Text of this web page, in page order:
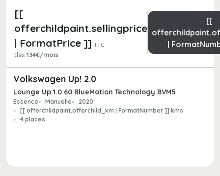
[[
offerchildpaint.sellingpricepart_ttc
| FormatPrice ]] TTC
dès 134€/mois
[[
|
Volkswagen Up! 2.0
Lounge Up 1.0 60 BlueMotion Technology BVM5
Essence Manuelle
2020
[[ offerchildpaint.offerchild_km | FormatNumber ]] kms
4 places